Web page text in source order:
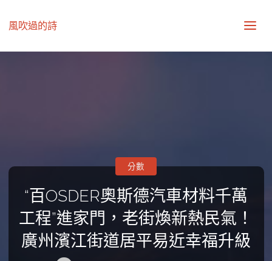
風吹過的詩
“百OSDER奧斯德汽車材料千萬
工程”進家門，老街煥新熱民氣！
廣州濱江街道居平易近幸福升級
分數